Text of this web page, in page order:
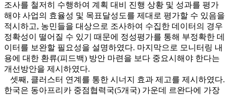
조사를 철저히 수행하여 계획 대비 진행 상황 및 성과를 평가
해야 사업의 효율성 및 목표달성도를 제대로 평가할 수 있음을
적시하고, 농민들을 대상으로 조사하여 수집한 데이터의 경우
정확성이 떨어질 수 있기 때문에 정성평가를 통해 부정확한 데
이터를 보완할 필요성을 설명하였다. 마지막으로 모니터링 내
용에 대한 환류(피드백) 방안 마련을 보다 중요시해야 한다는
개선방안을 제시하였다.
셋째, 클러스터 연계를 통한 시너지 효과 제고를 제시하였다.
한국은 동아프리카 중점협력국(5개국) 가운데 르완다에 가장